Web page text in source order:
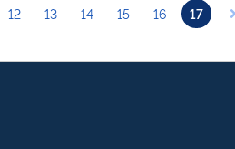
12 13 14 15 16 17